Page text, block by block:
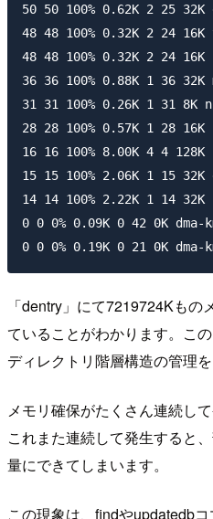
50 50 100% 0.62K 2 25 32K
48 48 100% 0.32K 2 24
48 48 100% 0.32K 2 24 16K
36 36 100% 0.88K 1 36 32K
31 31 100% 0.26K 1 31 8K
28 28 100% 0.57K 1 28
16 16 100% 8.00K 4 4 128K
15 15 100% 2.06K 1 15 32K
14 14 100% 2.22K 1 14 32K
0 0 0% 0.09K 0 42 0K dma-
0 0 0% 0.19K 0 21 0K dma-
「dentry」にて7219724Kも
ていることがわかります。こ
ディレクトリ階層構造の管理
メモリ確保がたくさん連続し
これまた連続して発生すると
量にできてしまいます。
この現象は、findやupdatedb